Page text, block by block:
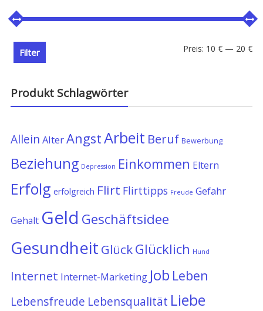
Filter Preis: 10 € — 20 €
Produkt Schlagwörter
Allein AlterAngstArbeit Beruf Bewerbung
Beziehung Depression Einkommen Eltern
Erfolg erfolgreich Flirt Flirttipps Freude Gefahr
Gehalt Geld Geschäftsidee
Gesundheit GlückGlücklich Hund
Internet Internet-Marketing Job Leben
Lebensfreude Lebensqualität Liebe